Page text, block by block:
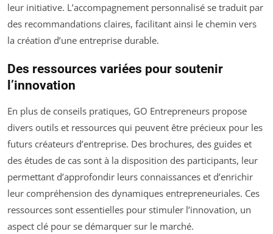
leur initiative. L’accompagnement personnalisé se traduit par
des recommandations claires, facilitant ainsi le chemin vers
la création d’une entreprise durable.
Des ressources variées pour soutenir
l’innovation
En plus de conseils pratiques, GO Entrepreneurs propose
divers outils et ressources qui peuvent être précieux pour les
futurs créateurs d’entreprise. Des brochures, des guides et
des études de cas sont à la disposition des participants, leur
permettant d’approfondir leurs connaissances et d’enrichir
leur compréhension des dynamiques entrepreneuriales. Ces
ressources sont essentielles pour stimuler l’innovation, un
aspect clé pour se démarquer sur le marché.